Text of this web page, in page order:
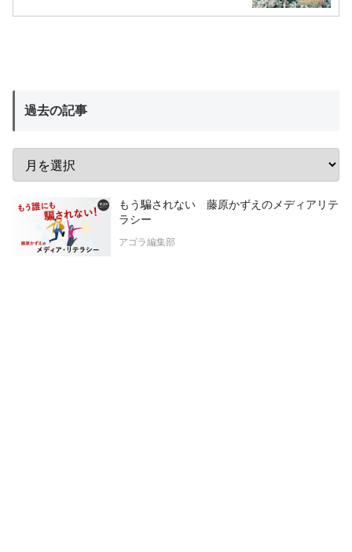
過去の記事
もう騙されない 藤原かずえのメディアリテ
ラシー
アゴラ編集部